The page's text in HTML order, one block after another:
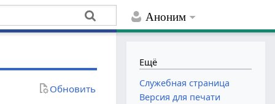
Аноним
Обновить
Ещё
Служебная страница
Версия для печати